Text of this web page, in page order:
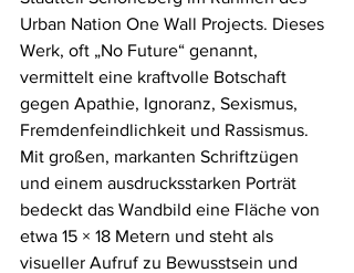
Urban Nation One Wall Projects. Dieses
Werk, oft „No Future“ genannt,
vermittelt eine kraftvolle Botschaft
gegen Apathie, Ignoranz, Sexismus,
Fremdenfeindlichkeit und Rassismus.
Mit großen, markanten Schriftzügen
und einem ausdrucksstarken Porträt
bedeckt das Wandbild eine Fläche von
etwa 15 × 18 Metern und steht als
visueller Aufruf zu Bewusstsein und